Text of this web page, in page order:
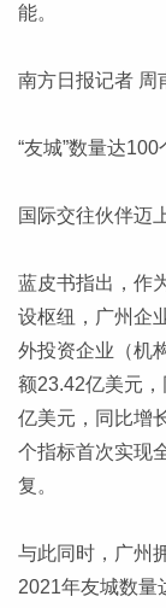
能。
南方日报记者 周
“友城”数量达100
国际交往伙伴迈
蓝皮书指出，作
设枢纽，广州企
外投资企业（机
额23.42亿美元
亿美元，同比增
个指标首次实现
复。
与此同时，广州
2021年友城数量